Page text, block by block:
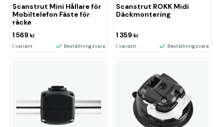
Scanstrut Mini Hållare för
Mobiltelefon Fäste för
räcke
1 569 kr
1 variant Beställningsvara
Scanstrut ROKK Midi
Däckmontering
1 359 kr
1 variant Beställningsvara